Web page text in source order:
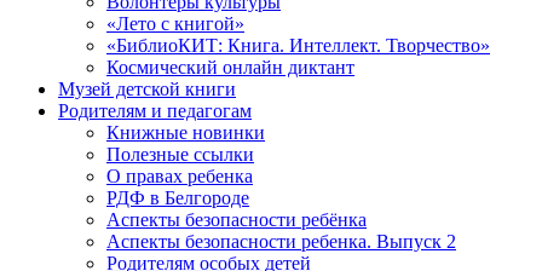
«Лето с книгой»
«БиблиоКИТ: Книга. Интеллект. Творчество»
Космический онлайн диктант
Музей детской книги
Родителям и педагогам
Книжные новинки
Полезные ссылки
О правах ребенка
РДФ в Белгороде
Аспекты безопасности ребёнка
Аспекты безопасности ребенка. Выпуск 2
Родителям особых детей